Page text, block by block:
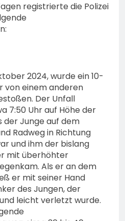
registrierte die Polizei
2024, wurde ein 10-
von einem anderen
Der Unfall
7:50 Uhr auf Höhe der
der Junge auf dem
Radweg in Richtung
und ihm der bislang
mit überhöhter
Als er an dem
er mit seiner Hand
des Jungen, der
leicht verletzt wurde.